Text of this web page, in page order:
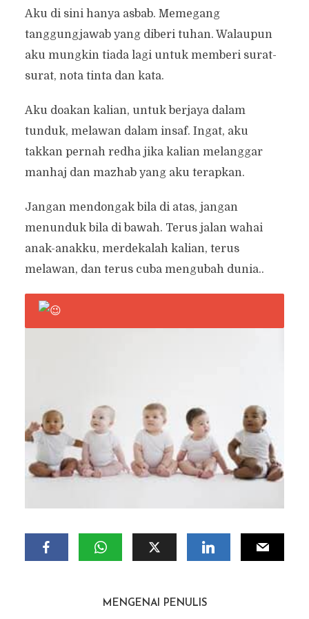
Aku di sini hanya asbab. Memegang
tanggungjawab yang diberi tuhan. Walaupun
aku mungkin tiada lagi untuk memberi surat-
surat, nota tinta dan kata.
Aku doakan kalian, untuk berjaya dalam
tunduk, melawan dalam insaf. Ingat, aku
takkan pernah redha jika kalian melanggar
manhaj dan mazhab yang aku terapkan.
Jangan mendongak bila di atas, jangan
menunduk bila di bawah. Terus jalan wahai
anak-anakku, merdekalah kalian, terus
melawan, dan terus cuba mengubah dunia..
MENGENAI PENULIS